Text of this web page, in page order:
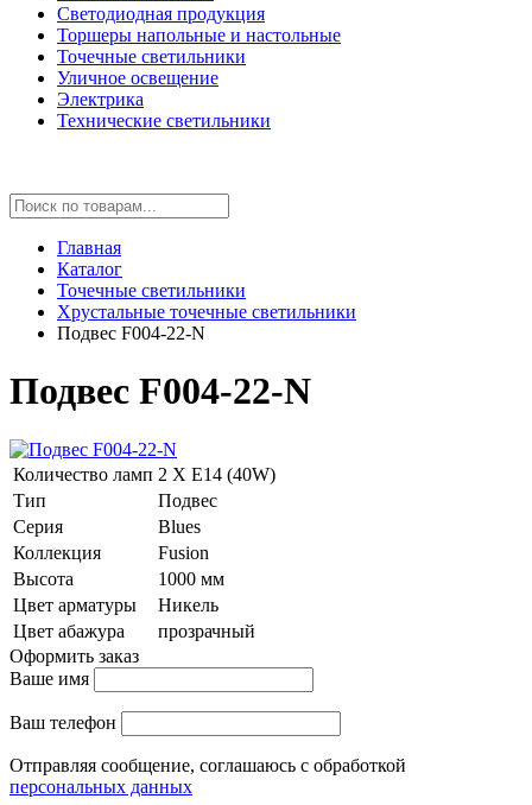
Светодиодная продукция
Торшеры напольные и настольные
Точечные светильники
Уличное освещение
Электрика
Технические светильники
Главная
Каталог
Точечные светильники
Хрустальные точечные светильники
Подвес F004-22-N
Подвес F004-22-N
Количество ламп 2 Х E14 (40W)
Тип
Подвес
Серия
Blues
Коллекция
Fusion
Высота
1000 мм
Цвет арматуры
Никель
Цвет абажура
прозрачный
Оформить заказ
Ваше имя
Ваш телефон
Отправляя сообщение, соглашаюсь с обработкой
персональных данных